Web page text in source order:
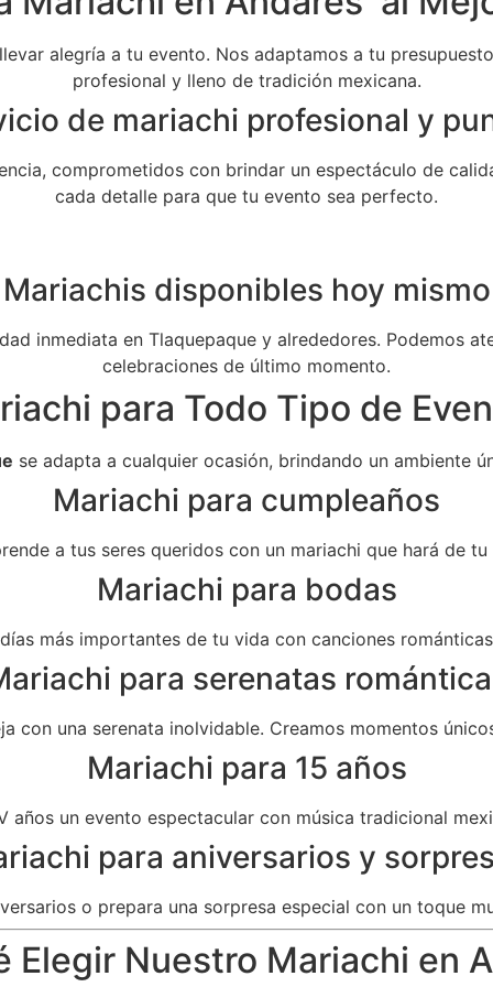
alegría a tu evento. Nos adaptamos a tu
profesional y lleno de tradición mexicana.
de mariachi profesional y
comprometidos con brindar un espectáculo de
cada detalle para que tu evento sea perfecto.
Mariachis disponibles hoy mismo
inmediata en Tlaquepaque y alrededores. Podemos
celebraciones de último momento.
para Todo Tipo de
se adapta a cualquier ocasión, brindando un ambiente
Mariachi para cumpleaños
a tus seres queridos con un mariachi que hará de
Mariachi para bodas
más importantes de tu vida con canciones
para serenatas
con una serenata inolvidable. Creamos momentos
Mariachi para 15 años
años un evento espectacular con música tradicional
para aniversarios y
o prepara una sorpresa especial con un toque
Elegir Nuestro Mariachi en